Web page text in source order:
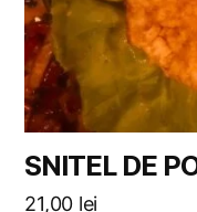
SNITEL DE
21,00 lei